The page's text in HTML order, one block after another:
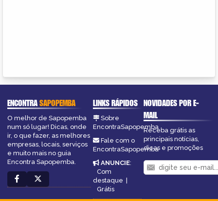
ENCONTRASAPOPEMBA
O melhor de Sapopemba
num só lugar! Dicas, onde
ir, o que fazer, as melhores
empresas, locais, serviços
e muito mais no guia
Encontra Sapopemba.
LINKS RÁPIDOS
Sobre
EncontraSapopemba
Fale com o
EncontraSapopemba
ANUNCIE:
Com
destaque
Grátis
NOVIDADES POR E-
MAIL
Receba grátis as
principais notícias,
dicas e promoções